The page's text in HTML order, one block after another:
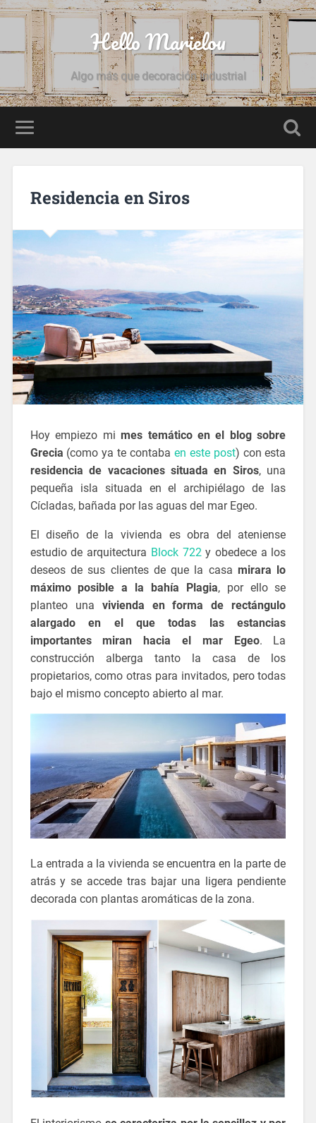
Hello Marielou
Algo más que decoración industrial
Residencia en Siros
Hoy empiezo mimes temático en el blog sobre
Grecia (como ya te contaba en este post) con esta
residencia de vacaciones situada en Siros, una
pequeña isla situada en el archipiélago de las
Cícladas, bañada por las aguas del mar Egeo.
El diseño de la vivienda es obra del ateniense
estudio de arquitectura Block 722y obedece a los
deseos de sus clientes de que la casamirara lo
máximo posible a la bahía Plagia, por ello se
planteo una vivienda en forma de rectángulo
alargado en el que todas las estancias
importantes miran hacia el mar Egeo. La
construcción alberga tanto la casa de los
propietarios, como otras para invitados, pero todas
bajo el mismo concepto abierto al mar.
La entrada a la vivienda se encuentra en la parte de
atrás y se accede tras bajar una ligera pendiente
decorada con plantas aromáticas de la zona.